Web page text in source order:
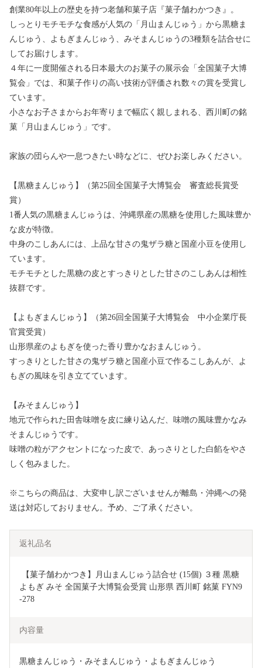
創業80年以上の歴史を持つ老舗和菓子店『菓子舗わかつき』。
しっとりモチモチな食感が人気の「月山まんじゅう」から黒糖ま
んじゅう、よもぎまんじゅう、みそまんじゅうの3種類を詰合せに
してお届けします。
４年に一度開催される日本最大のお菓子の展示会「全国菓子大博
覧会」では、和菓子作りの高い技術が評価され数々の賞を受賞し
ています。
小さなお子さまからお年寄りまで幅広く親しまれる、西川町の銘
菓「月山まんじゅう」です。
家族の団らんや一息つきたい時などに、ぜひお楽しみください。
【黒糖まんじゅう】（第25回全国菓子大博覧会 審査総長賞受
賞）
1番人気の黒糖まんじゅうは、沖縄県産の黒糖を使用した風味豊か
な皮が特徴。
中身のこしあんには、上品な甘さの鬼ザラ糖と国産小豆を使用し
ています。
モチモチとした黒糖の皮とすっきりとした甘さのこしあんは相性
抜群です。
【よもぎまんじゅう】（第26回全国菓子大博覧会 中小企業庁長
官賞受賞）
山形県産のよもぎを使った香り豊かなおまんじゅう。
すっきりとした甘さの鬼ザラ糖と国産小豆で作るこしあんが、よ
もぎの風味を引き立てています。
【みそまんじゅう】
地元で作られた田舎味噌を皮に練り込んだ、味噌の風味豊かなみ
そまんじゅうです。
味噌の粒がアクセントになった皮で、あっさりとした白餡をやさ
しく包みました。
※こちらの商品は、大変申し訳ございませんが離島・沖縄への発
送は対応しておりません。予め、ご了承ください。
返礼品名
よもぎ みそ 全国菓子大博覧会受賞 山形県 西川町 銘菓 FYN9
-278
内容量
黒糖まんじゅう・みそまんじゅう・よもぎまんじゅう